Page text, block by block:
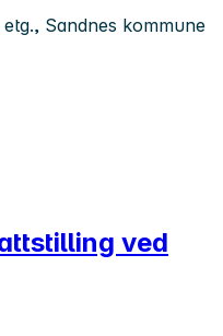
Sandnes kommune
ved